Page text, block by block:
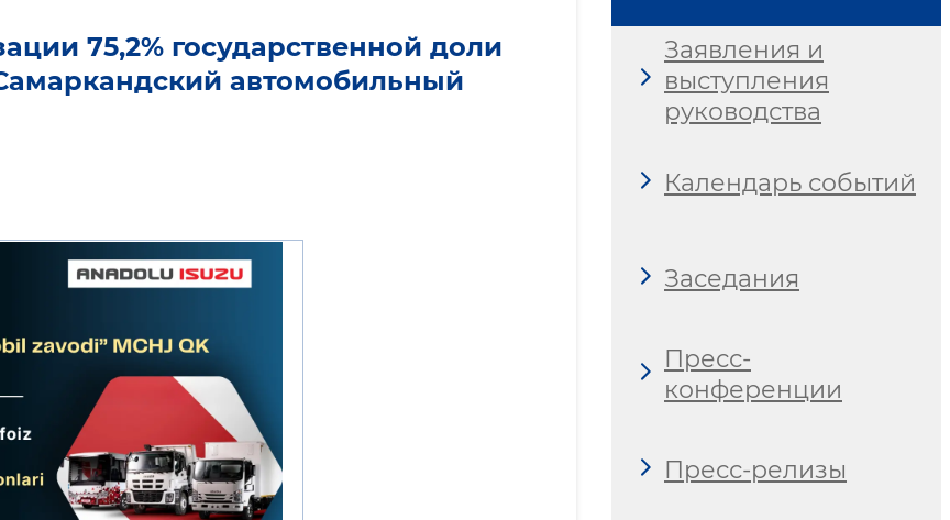
75,2% государственной доли
автомобильный
Заявления и
выступления
руководства
Календарь событий
Заседания
Пресс-
конференции
Пресс-релизы